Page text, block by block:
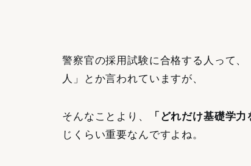
警察官の採用試験に合格する人って
人」とか言われていますが、
そんなことより、 「どれだけ基礎学
じくらい重要なんですよね。